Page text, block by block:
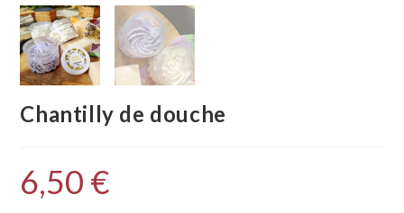
Chantilly de douche
6,50 €